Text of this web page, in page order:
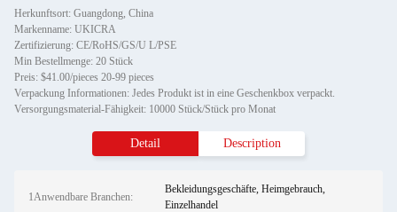
Herkunftsort: Guangdong, China
Markenname: UKICRA
Zertifizierung: CE/RoHS/GS/U L/PSE
Min Bestellmenge: 20 Stück
Preis: $41.00/pieces 20-99 pieces
Verpackung Informationen: Jedes Produkt ist in eine Geschenkbox verpackt.
Versorgungsmaterial-Fähigkeit: 10000 Stück/Stück pro Monat
Detail Description
1Anwendbare Branchen:
Bekleidungsgeschäfte, Heimgebrauch,
Einzelhandel